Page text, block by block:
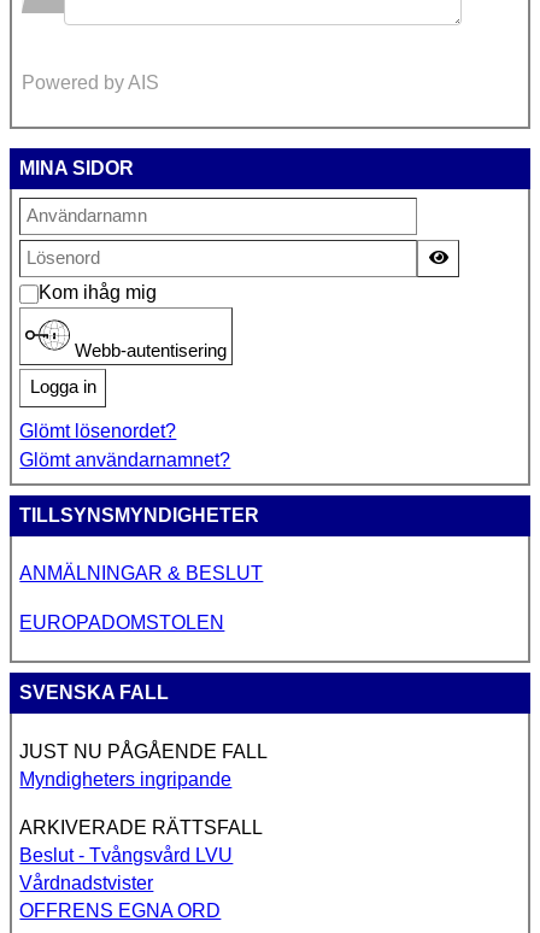
Powered by AIS
MINA SIDOR
Kom ihåg mig
Webb-autentisering
Logga in
Glömt lösenordet?
Glömt användarnamnet?
TILLSYNSMYNDIGHETER
ANMÄLNINGAR & BESLUT
EUROPADOMSTOLEN
SVENSKA FALL
JUST NU PÅGÅENDE FALL
Myndigheters ingripande
ARKIVERADE RÄTTSFALL
Beslut - Tvångsvård LVU
Vårdnadstvister
OFFRENS EGNA ORD